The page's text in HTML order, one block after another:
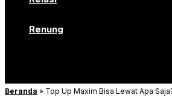
Renung
Beranda » Top Up Maxim Bisa Lewat Apa